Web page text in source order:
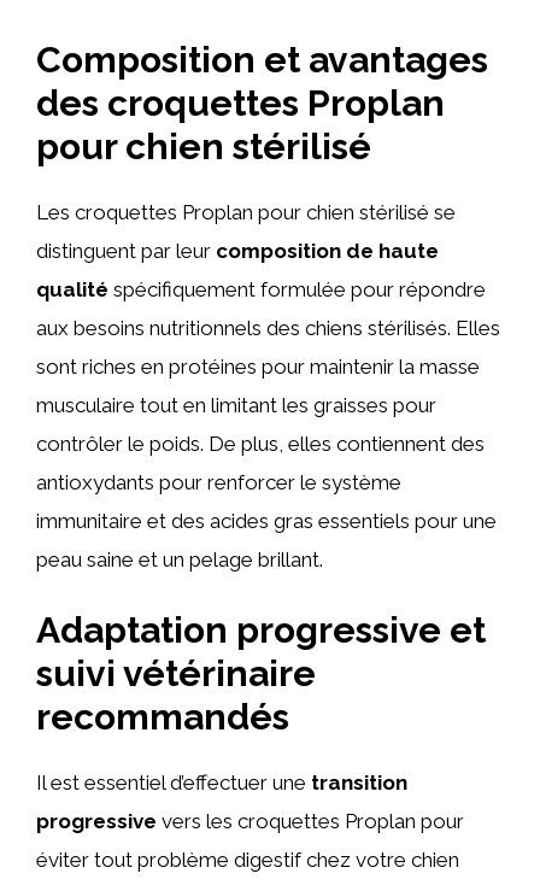
Composition et avantages
des croquettes Proplan
pour chien stérilisé
Les croquettes Proplan pour chien stérilisé se
distinguent par leur composition de haute
qualité spécifiquement formulée pour répondre
aux besoins nutritionnels des chiens stérilisés. Elles
sont riches en protéines pour maintenir la masse
musculaire tout en limitant les graisses pour
contrôler le poids. De plus, elles contiennent des
antioxydants pour renforcer le système
immunitaire et des acides gras essentiels pour une
peau saine et un pelage brillant.
Adaptation progressive et
suivi vétérinaire
recommandés
Il est essentiel d’effectuer une transition
progressive vers les croquettes Proplan pour
éviter tout problème digestif chez votre chien